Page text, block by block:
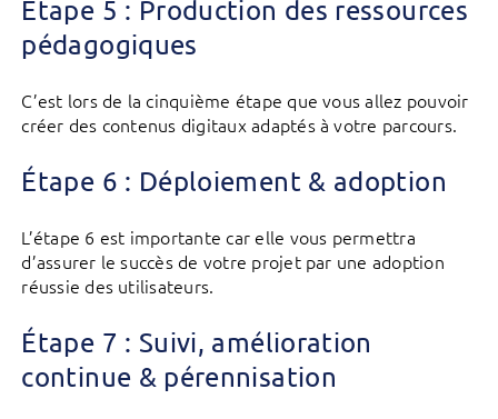
Étape 5 : Production des ressources
pédagogiques
C’est lors de la cinquième étape que vous allez pouvoir
créer des contenus digitaux adaptés à votre parcours.
Étape 6 : Déploiement & adoption
L’étape 6 est importante car elle vous permettra
d’assurer le succès de votre projet par une adoption
réussie des utilisateurs.
Étape 7 : Suivi, amélioration
continue & pérennisation